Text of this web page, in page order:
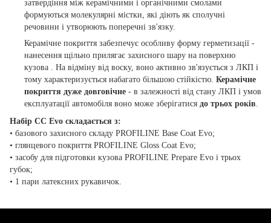
затвердіння між керамічними і органічними смолами
формуються молекулярні містки, які діють як сполучні
речовини і утворюють поперечні зв'язку.
Керамічне покриття забезпечує особливу форму герметизації -
нанесення щільно прилягає захисного шару на поверхню
кузова . На відміну від воску, воно активно зв'язується з ЛКП і
тому характеризується набагато більшою стійкістю. Керамічне
покриття дуже довговічне - в залежності від стану ЛКП і умов
експлуатації автомобіля воно може зберігатися до трьох років.
Набір CC Evo складається з:
• базового захисного складу PROFILINE Base Coat Evo;
• глянцевого покриття PROFILINE Gloss Coat Evo;
• засобу для підготовки кузова PROFILINE Prepare Evo і трьох
губок;
• 1 пари латексних рукавичок.